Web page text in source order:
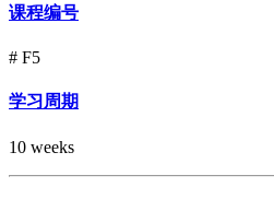
课程编号
# F5
学习周期
10 weeks